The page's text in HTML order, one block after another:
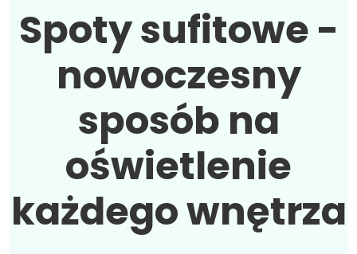
Spoty sufitowe -
nowoczesny
sposób na
oświetlenie
każdego wnętrza